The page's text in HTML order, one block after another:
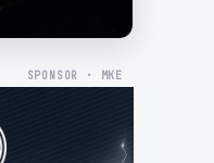
SPONSOR · MKE